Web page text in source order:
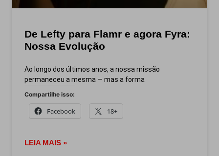
De Lefty para Flamr e agora Fyra:
Nossa Evolução
Ao longo dos últimos anos, a nossa missão
permaneceu a mesma — mas a forma
Compartilhe isso:
Facebook 18+
LEIA MAIS »